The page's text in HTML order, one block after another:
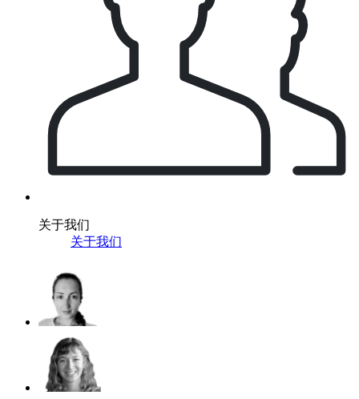
关于我们
关于我们